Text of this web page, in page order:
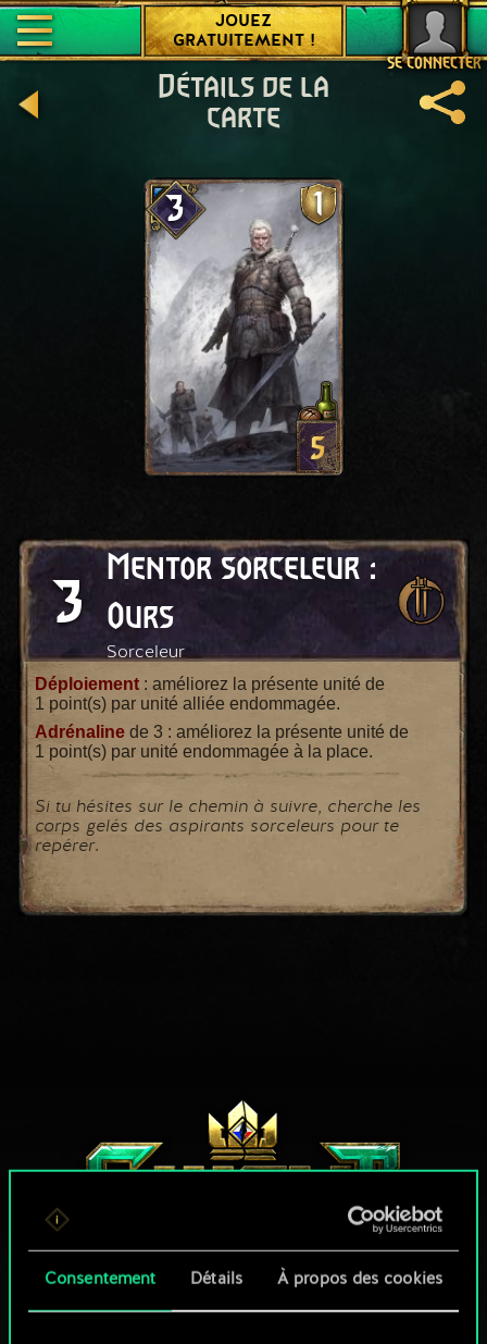
Consentement Détails À propos des cookies
SE CONNECTER
JOUEZ
GRATUITEMENT !
Détails de la
carte
3 1
5
3
Mentor sorceleur :
Ours
Sorceleur
Déploiement : améliorez la présente unité de
1 point(s) par unité alliée endommagée.
Adrénaline de 3 : améliorez la présente unité de
1 point(s) par unité endommagée à la place.
Si tu hésites sur le chemin à suivre, cherche les
corps gelés des aspirants sorceleurs pour te
repérer.